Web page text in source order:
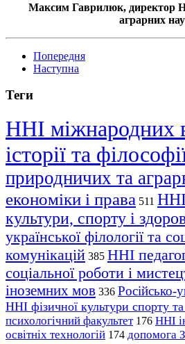
Максим Гаврилюк, директор
аграрних
Попередня
Наступна
Теги
ННІ міжнародних
історії та
природничих та
економіки і права 511
культури, спорту і
української філології та
комунікацій 385 ННІ
соціальної роботи і
іноземних мов 336 Російсько-
ННІ фізичної культури спорту та
психологічний факультет 176 ННІ
освітніх технологій 174 допомога